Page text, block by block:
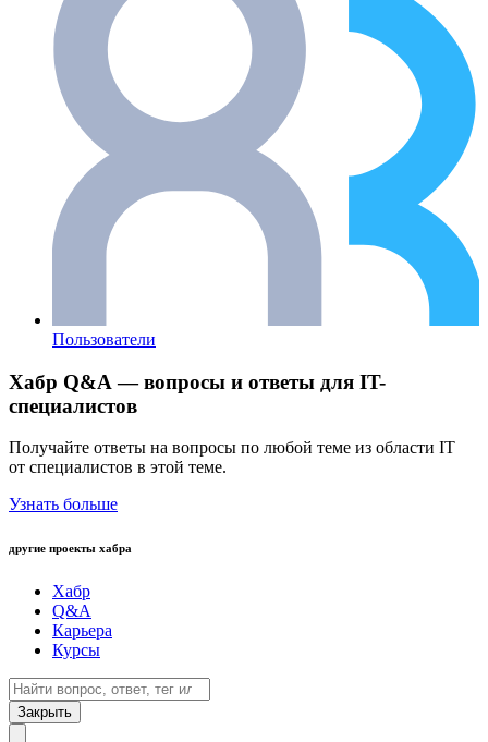
Пользователи
Хабр Q&A — вопросы и ответы для IT-
специалистов
Получайте ответы на вопросы по любой теме из области IT
от специалистов в этой теме.
Узнать больше
другие проекты хабра
Хабр
Q&A
Карьера
Курсы
Закрыть